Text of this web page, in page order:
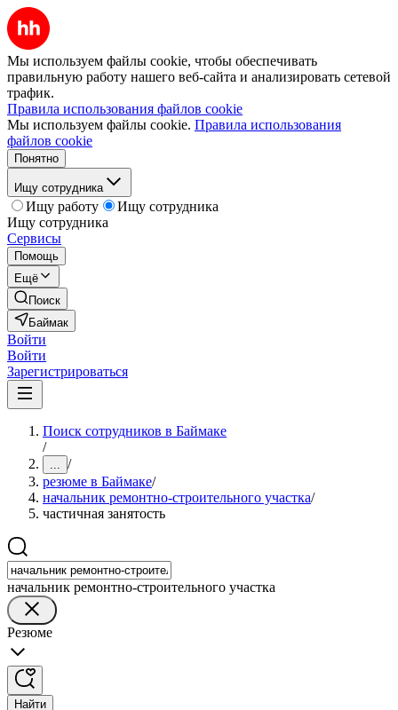
Мы используем файлы cookie, чтобы обеспечивать
правильную работу нашего веб-сайта и анализировать сетевой
трафик.
Правила использования файлов cookie
Мы используем файлы cookie. Правила использования
файлов cookie
Понятно
Ищу сотрудника
Ищу работу
Ищу сотрудника
Ищу сотрудника
Сервисы
Помощь
Ещё
Поиск
Баймак
Войти
Войти
Зарегистрироваться
Поиск сотрудников в Баймаке
/
... /
резюме в Баймаке/
начальник ремонтно-строительного участка/
частичная занятость
начальник ремонтно-строительного участка
Резюме
Найти